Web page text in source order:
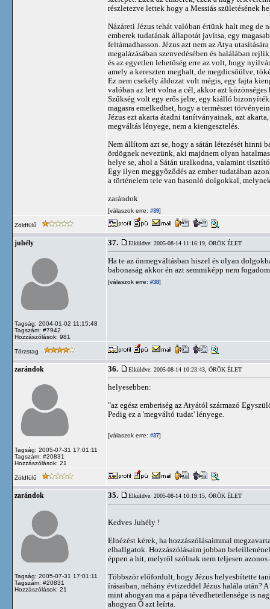
részletezve lettek hogy a Messiás születésének
Názáreti Jézus tehát valóban értünk halt meg de
emberek tudatának állapotát javítsa, egy
feltámadhasson. Jézus azt nem az Atya
megalázásában szenvedésében és halálában
és az egyetlen lehetőség erre az volt, hogy
amely a kereszten meghalt, de megdicsőülve,
Ez nem csekély áldozat volt mégis, egy fajta
valóban az lett volna a cél, akkor azt
Szűkség volt egy erős jelre, egy kiálló
magasra emelkedhet, hogy a természet
Jézus ezt akarta átadni tanítványainak, azt
megváltás lényege, nem a kiengesztelés.
Nem állítom azt se, hogy a sátán létezését hinni
ördögnek nevezünk, aki majdnem olyan
helye se, ahol a Sátán uralkodna, valamint
Egy ilyen meggyőződés az ember tudatában
a történelem tele van hasonló dolgokkal,
zarándok
[válaszok erre: #39]
Zöldfülű
juhély
Tagság: 2004-01-02 11:15:48
Tagszám: #7942
Hozzászólások: 981
37. Elküldve: 2005-08-14 11:16:19, ÖRÖK ÉLET
Ha te az önmegváltásban hiszel és olyan
babonaság akkor én azt semmiképp nem
[válaszok erre: #38]
Törzstag
zarándok
Tagság: 2005-07-31 17:01:11
Tagszám: #20831
Hozzászólások: 21
36. Elküldve: 2005-08-14 10:23:43, ÖRÖK ÉLET
helyesebben:
"az egész emberiség az Atyától származó
Pedig ez a 'megváltó tudat' lényege.
[válaszok erre: #37]
Zöldfülű
zarándok
Tagság: 2005-07-31 17:01:11
Tagszám: #20831
Hozzászólások: 21
35. Elküldve: 2005-08-14 10:19:15, ÖRÖK ÉLET
Kedves Juhély !
Elnézést kérek, ha hozzászólásaimmal
elhallgatok. Hozzászólásaim jobban
éppen a hit, melyről szólnak nem teljesen
Többször előfordult, hogy Jézus helyesbítette
írásaiban, néhány évtizeddel Jézus halála után?
mint ahogyan ma a pápa tévedhetetlensége is
ahogyan Ő azt leírta.